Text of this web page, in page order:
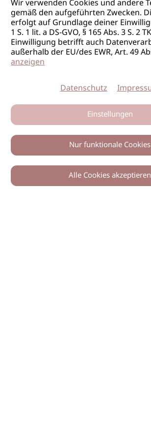
0
Wir verwenden Cookies und andere
gemäß den aufgeführten Zwecken.
erfolgt auf Grundlage deiner
1 S. 1 lit. a DS-GVO, § 165 Abs. 3 S. 2
Einwilligung betrifft auch
außerhalb der EU/des EWR, Art. 49
anzeigen
Datenschutz
Einstellungen
Nur funktionale Cookies
Alle Cookies akzeptieren